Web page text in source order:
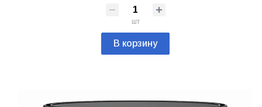
шт
В корзину